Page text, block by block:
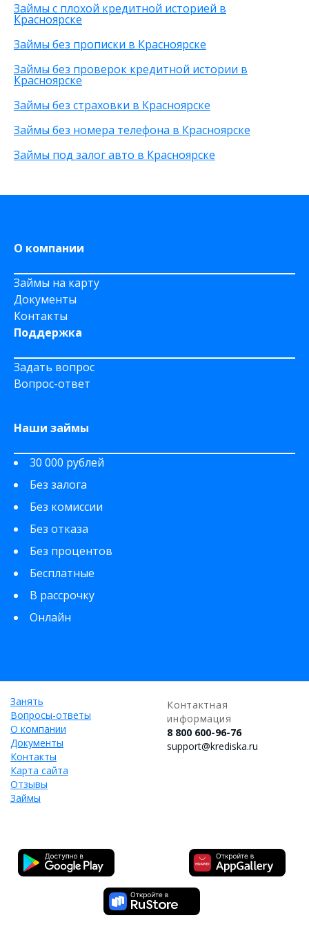
По телефону
На Webmoney
Через Золотую Корону
На карту круглосуточно
Через приложение
На карту Моментум
Не выходя из дома
на Яндекс деньги
С высоким одобрением
Без посредников
Без посещения офиса
Без звонков
30 000 рублей
500 рублей
20 000 рублей
Займы с плохой кредитной историей в
Красноярске
Займы без прописки в Красноярске
Займы без проверок кредитной истории в
Красноярске
Займы без страховки в Красноярске
Займы без номера телефона в Красноярске
Займы под залог авто в Красноярске
О компании
Займы на карту
Документы
Контакты
Поддержка
Задать вопрос
Вопрос-ответ
Наши займы
30 000 рублей
Без залога
Без комиссии
Без отказа
Без процентов
Бесплатные
В рассрочку
Онлайн
Занять
Вопросы-ответы
О компании
Документы
Контакты
Карта сайта
Отзывы
Займы
Контактная
информация
8 800 600-96-76
support@krediska.ru